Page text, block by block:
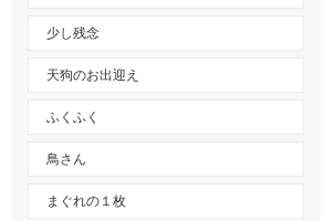
少し残念
天狗のお出迎え
ふくふく
鳥さん
まぐれの１枚